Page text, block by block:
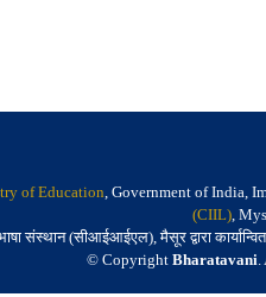
of Education, Government of India,
(CIIL),
संस्थान (सीआईआईएल), मैसूर द्वारा
© Copyright Bharatavani.